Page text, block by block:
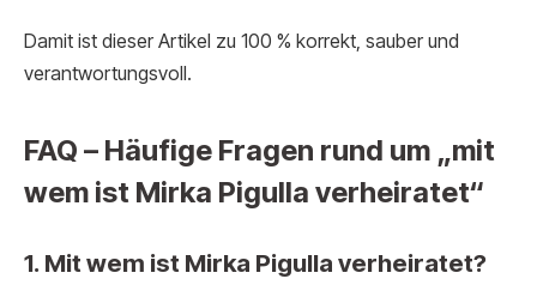
Damit ist dieser Artikel zu 100 % korrekt, sauber und
verantwortungsvoll.
FAQ – Häufige Fragen rund um „mit
wem ist Mirka Pigulla verheiratet“
1. Mit wem ist Mirka Pigulla verheiratet?